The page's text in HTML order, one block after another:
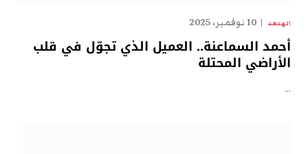
الهدهد 10 نوفمبر، 2025
أحمد السماعنة.. العميل الذي تجوّل في قلب
الأراضي المحتلة
…